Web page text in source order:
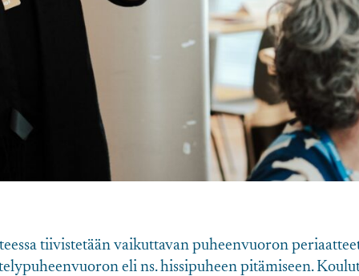
tiivistetään vaikuttavan puheenvuoron
eli ns. hissipuheen pitämiseen.